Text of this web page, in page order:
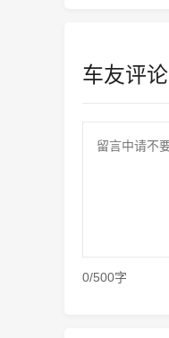
车友评论
0/500字